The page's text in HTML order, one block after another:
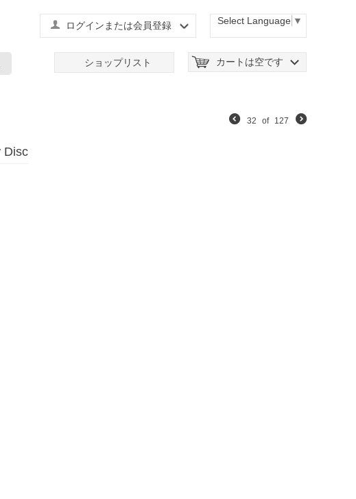
Select Language ▼
ログインまたは会員登録
カートは空です
ショップリスト
32 of 127
Disc